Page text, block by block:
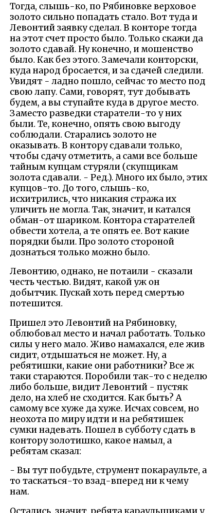
Тогда, слышь-ко, по Рябиновке верховое
золото сильно попадать стало. Вот туда и
Левонтий заявку сделал. В конторе тогда
на этот счет просто было. Только скажи да
золото сдавай. Ну конечно, и мошенство
было. Как без этого. Замечали конторски,
куда народ бросается, и за сдачей следили.
Увидят - ладно пошло, сейчас то место под
свою лапу. Сами, говорят, тут добывать
будем, а вы ступайте куда в другое место.
Заместо разведки старатели-то у них
были. Те, конечно, опять свою выгоду
соблюдали. Старались золото не
оказывать. В контору сдавали только,
чтобы сдачу отметить, а сами все больше
тайным купцам стуряли (скупщикам
золота сдавали. - Ред.). Много их было, этих
купцов-то. До того, слышь-ко,
исхитрились, что никакия стража их
уличить не могла. Так, значит, и катался
обман-от шариком. Контора старателей
обвести хотела, а те опять ее. Вот какие
порядки были. Про золото стороной
дознаться только можно было.
Левонтию, однако, не потаили - сказали
честь честью. Видят, какой уж он
добытчик. Пускай хоть перед смертью
потешится.
Пришел это Левонтий на Рябиновку,
облюбовал место и начал работать. Только
силы у него мало. Живо намахался, еле жив
сидит, отдышаться не может. Ну, а
ребятишки, какие они работники? Все ж
таки стараются. Поробили так-то с неделю
либо больше, видит Левонтий - пустяк
дело, на хлеб не сходится. Как быть? А
самому все хуже да хуже. Исчах совсем, но
неохота по миру идти и на ребятишек
сумки надевать. Пошел в субботу сдать в
контору золотишко, какое намыл, а
ребятам сказал:
- Вы тут побудьте, струмент покараульте, а
то таскаться-то взад-вперед ни к чему
нам.